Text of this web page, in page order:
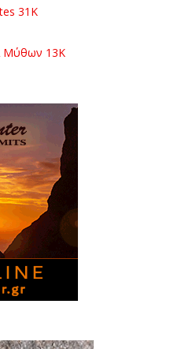
31K
Μύθων 13Κ